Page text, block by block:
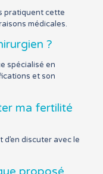
pratiquent cette
médicales.
?
spécialisé en
et son
ma fertilité
discuter avec le